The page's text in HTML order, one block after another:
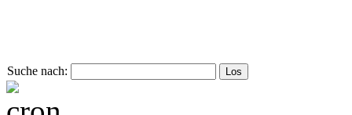
Suche nach: